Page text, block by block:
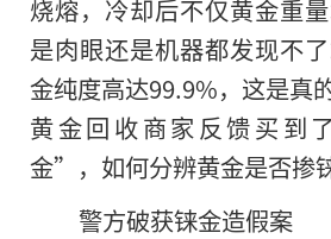
烧熔，冷却后不仅黄金重
是肉眼还是机器都发现不
金纯度高达99.9%，这是真
黄金回收商家反馈买到
金”，如何分辨黄金是否掺
警方破获铼金造假案